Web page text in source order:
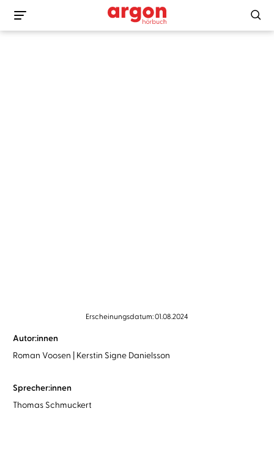
Erscheinungsdatum: 01.08.2024
Autor:innen
Roman Voosen Kerstin Signe Danielsson
Sprecher:innen
Thomas Schmuckert